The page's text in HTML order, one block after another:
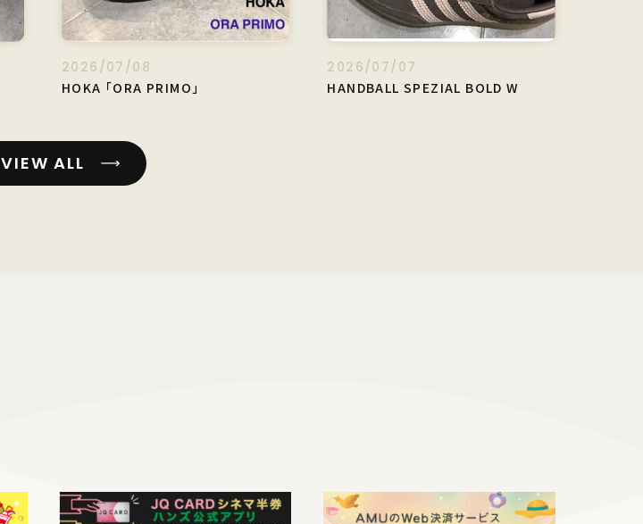
2026/07/08
HOKA 「ORA PRIMO」
2026/07/07
HANDBALL SPEZIAL BOLD W
VIEW ALL